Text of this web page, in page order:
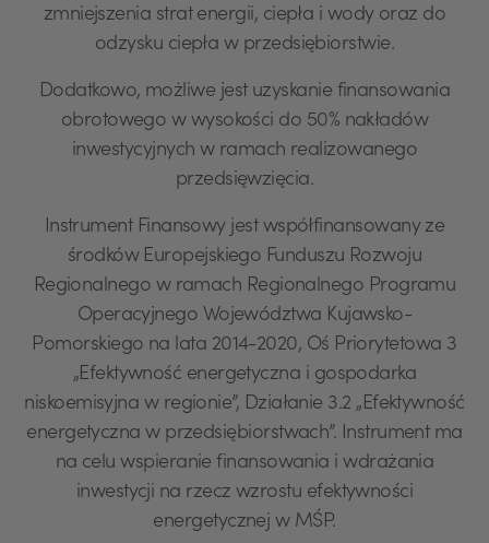
zmniejszenia strat energii, ciepła i wody oraz do
odzysku ciepła w przedsiębiorstwie.
Dodatkowo, możliwe jest uzyskanie finansowania
obrotowego w wysokości do 50% nakładów
inwestycyjnych w ramach realizowanego
przedsięwzięcia.
Instrument Finansowy jest współfinansowany ze
środków Europejskiego Funduszu Rozwoju
Regionalnego w ramach Regionalnego Programu
Operacyjnego Województwa Kujawsko-
Pomorskiego na lata 2014-2020, Oś Priorytetowa 3
„Efektywność energetyczna i gospodarka
niskoemisyjna w regionie”, Działanie 3.2 „Efektywność
energetyczna w przedsiębiorstwach”. Instrument ma
na celu wspieranie finansowania i wdrażania
inwestycji na rzecz wzrostu efektywności
energetycznej w MŚP.